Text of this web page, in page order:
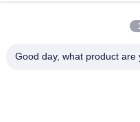
Good day, what product are